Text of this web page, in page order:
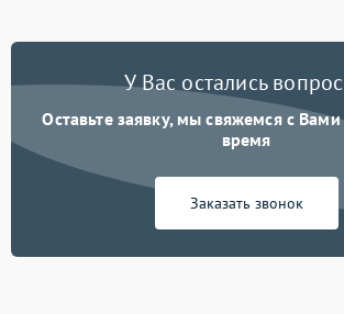
У Вас остались
Оставьте заявку, мы свяжемся с
время
Заказать звонок